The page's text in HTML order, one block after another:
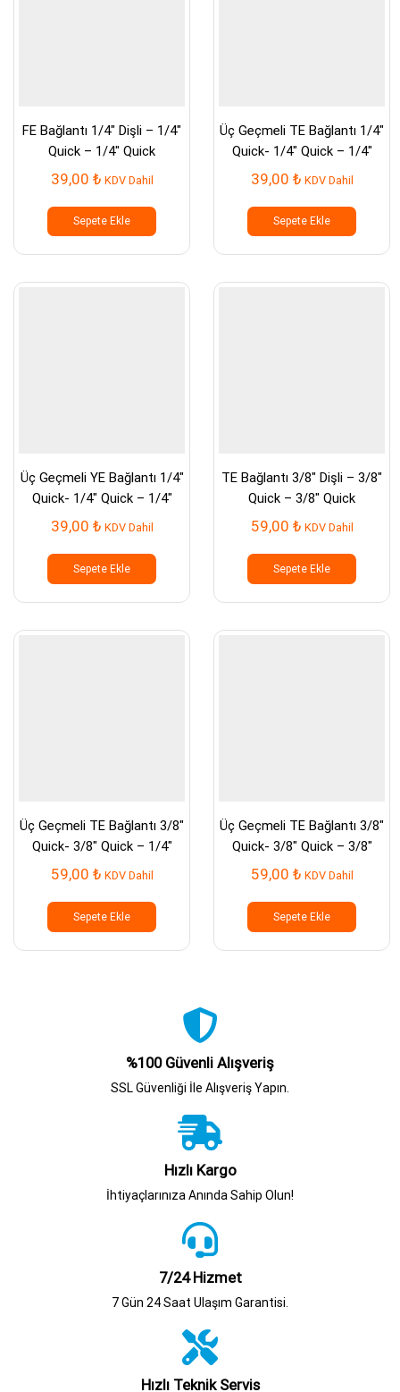
FE Bağlantı 1/4″ Dişli – 1/4″
Quick – 1/4″ Quick
39,00 ₺ KDV Dahil
Sepete Ekle
Üç Geçmeli TE Bağlantı 1/4″
Quick- 1/4″ Quick – 1/4″
Quick
39,00 ₺ KDV Dahil
Sepete Ekle
Üç Geçmeli YE Bağlantı 1/4″
Quick- 1/4″ Quick – 1/4″
Quick
39,00 ₺ KDV Dahil
Sepete Ekle
TE Bağlantı 3/8″ Dişli – 3/8″
Quick – 3/8″ Quick
59,00 ₺ KDV Dahil
Sepete Ekle
Üç Geçmeli TE Bağlantı 3/8″
Quick- 3/8″ Quick – 1/4″
Quick
59,00 ₺ KDV Dahil
Sepete Ekle
Üç Geçmeli TE Bağlantı 3/8″
Quick- 3/8″ Quick – 3/8″
Quick
59,00 ₺ KDV Dahil
Sepete Ekle
%100 Güvenli Alışveriş
SSL Güvenliği İle Alışveriş Yapın.
Hızlı Kargo
İhtiyaçlarınıza Anında Sahip Olun!
7/24 Hizmet
7 Gün 24 Saat Ulaşım Garantisi.
Hızlı Teknik Servis